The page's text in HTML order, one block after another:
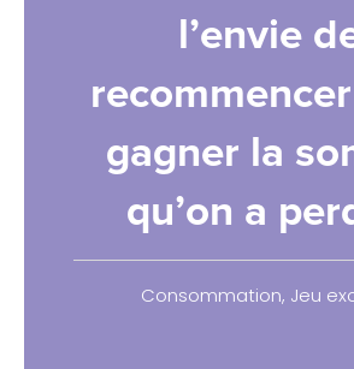
l’envie
gagner la
qu’on a
Consommation, Jeu